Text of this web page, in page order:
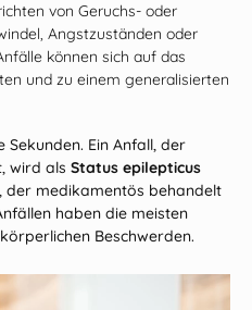
von Geruchs- oder
Angstzuständen oder
können sich auf das
und zu einem generalisierten
Ein Anfall, der
wird als Status epilepticus
der medikamentös behandelt
haben die meisten
Beschwerden.